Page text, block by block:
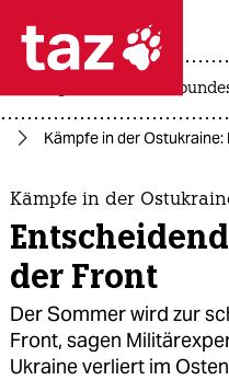
 taz
taz zahl
themen
politik
öko
gesellschaft
Kämpfe in der
Kämpfe in der
der Front
Der Sommer wird zur
Front, sagen
Ukraine verliert im